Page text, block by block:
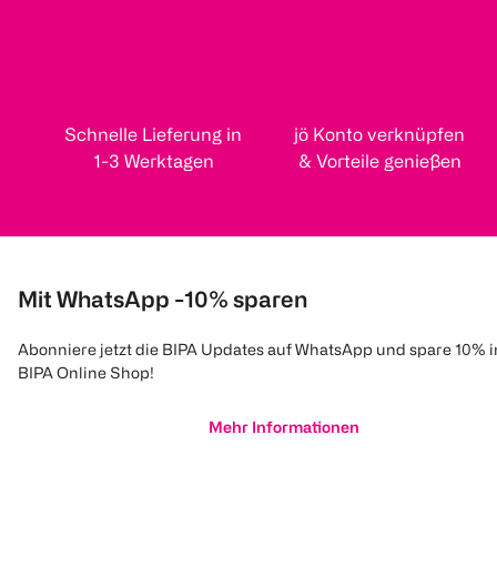
Schnelle Lieferung in
1-3 Werktagen
jö Konto verknüpfen
& Vorteile genießen
Mit WhatsApp -10% sparen
Abonniere jetzt die BIPA Updates auf WhatsApp und spare 10%
BIPA Online Shop!
Mehr Informationen